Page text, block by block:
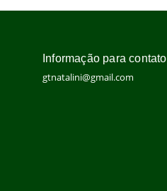
Informação para contato
gtnatalini@gmail.com